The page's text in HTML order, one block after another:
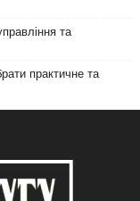
та
практичне та